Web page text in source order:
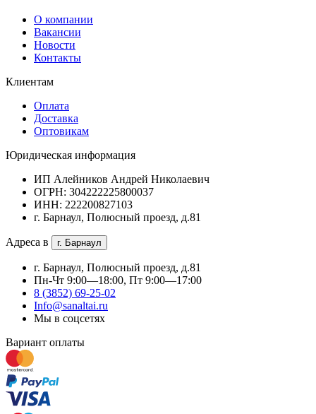
О компании
Вакансии
Новости
Контакты
Клиентам
Оплата
Доставка
Оптовикам
Юридическая информация
ИП Алейников Андрей Николаевич
ОГРН: 304222225800037
ИНН: 222200827103
г. Барнаул, Полюсный проезд, д.81
Адреса в г. Барнаул
г. Барнаул, Полюсный проезд, д.81
Пн-Чт 9:00—18:00, Пт 9:00—17:00
8 (3852) 69-25-02
Info@sanaltai.ru
Мы в соцсетях
Вариант оплаты